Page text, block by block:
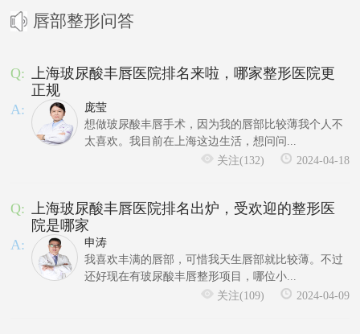
唇部整形问答
Q:
上海玻尿酸丰唇医院排名来啦，哪家整形医院更
正规
A:
庞莹
想做玻尿酸丰唇手术，因为我的唇部比较薄我个人不
太喜欢。我目前在上海这边生活，想问问...
关注(132)
2024-04-18
Q:
上海玻尿酸丰唇医院排名出炉，受欢迎的整形医
院是哪家
A:
申涛
我喜欢丰满的唇部，可惜我天生唇部就比较薄。不过
还好现在有玻尿酸丰唇整形项目，哪位小...
关注(109)
2024-04-09